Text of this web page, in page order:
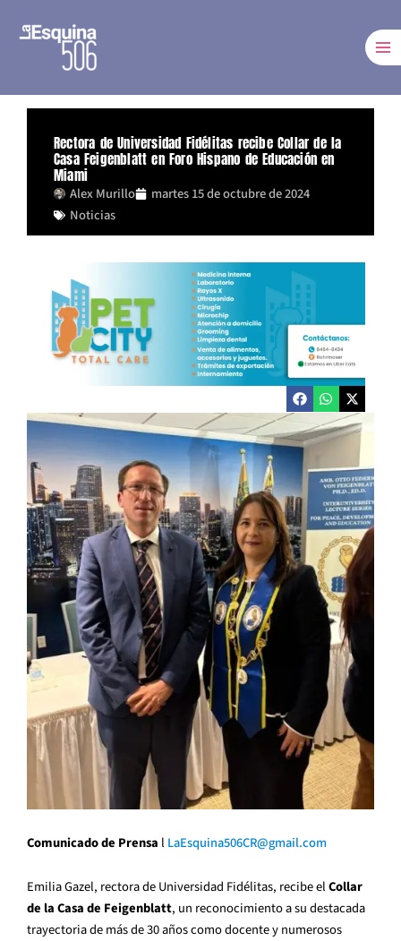
Rectora de Universidad Fidélitas recibe Collar de la
Casa Feigenblatt en Foro Hispano de Educación en
Miami
Alex Murillo
martes 15 de octubre de 2024
Noticias
Comunicado de Prensa l LaEsquina506CR@gmail.com
Emilia Gazel, rectora de Universidad Fidélitas, recibe elCollar
de la Casa de Feigenblatt, un reconocimiento a su destacada
trayectoria de más de 30 años como docente y numerosos